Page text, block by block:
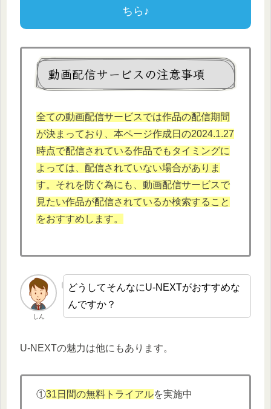
ちら♪
動画配信サービスの注意事項
全ての動画配信サービスでは作品の配信期間
が決まっており、本ページ作成日の2024.1.27
時点で配信されている作品でもタイミングに
よっては、配信されていない場合がありま
す。それを防ぐ為にも、動画配信サービスで
見たい作品が配信されているか検索すること
をおすすめします。
しん
どうしてそんなにU-NEXTがおすすめな
んですか？
U-NEXTの魅力は他にもあります。
①31日間の無料トライアルを実施中